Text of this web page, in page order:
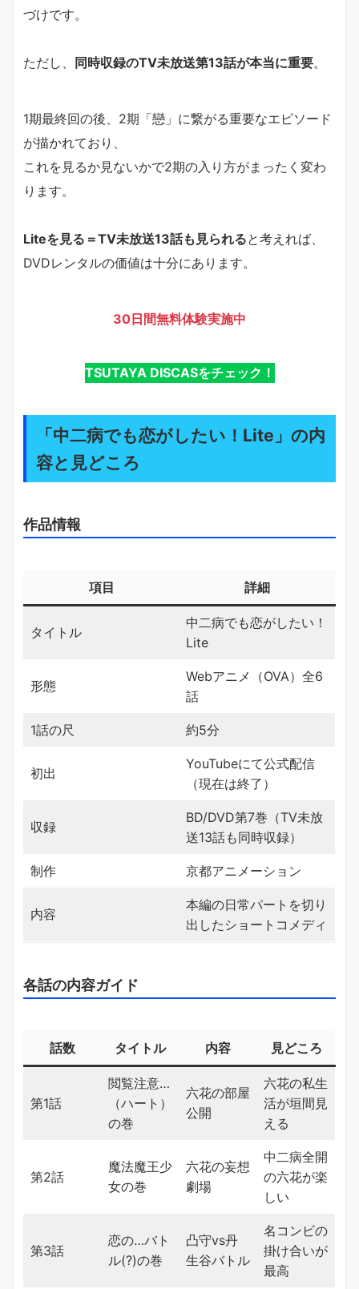
づけです。
ただし、 同時収録のTV未放送第13話が本当に重要。
1期最終回の後、2期「戀」に繋がる重要なエピソード
が描かれており、
これを見るか見ないかで2期の入り方がまったく変わ
ります。
Liteを見る＝TV未放送13話も見られると考えれば、
DVDレンタルの価値は十分にあります。
30日間無料体験実施中
TSUTAYA DISCASをチェック！
「中二病でも恋がしたい！Lite」の内
容と見どころ
作品情報
項目 詳細
タイトル
中二病でも恋がしたい！
Lite
形態
Webアニメ（OVA）全6
話
1話の尺 約5分
初出
YouTubeにて公式配信
（現在は終了）
収録
BD/DVD第7巻（TV未放
送13話も同時収録）
制作 京都アニメーション
内容
本編の日常パートを切り
出したショートコメディ
各話の内容ガイド
話数 タイトル 内容 見どころ
第1話
閲覧注意…
（ハート）
の巻
六花の部屋
公開
六花の私生
活が垣間見
える
第2話
魔法魔王少
女の巻
六花の妄想
劇場
中二病全開
の六花が楽
しい
第3話
恋の…バト
ル(?)の巻
凸守vs丹
生谷バトル
名コンビの
掛け合いが
最高